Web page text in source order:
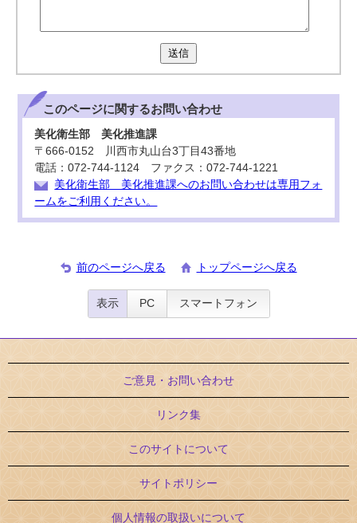
送信
このページに関するお問い合わせ
美化衛生部 美化推進課
〒666-0152 川西市丸山台3丁目43番地
電話：072-744-1124 ファクス：072-744-1221
美化衛生部 美化推進課へのお問い合わせは専用フォ
ームをご利用ください。
前のページへ戻る トップページへ戻る
表示 PC スマートフォン
ご意見・お問い合わせ
リンク集
このサイトについて
サイトポリシー
個人情報の取扱いについて